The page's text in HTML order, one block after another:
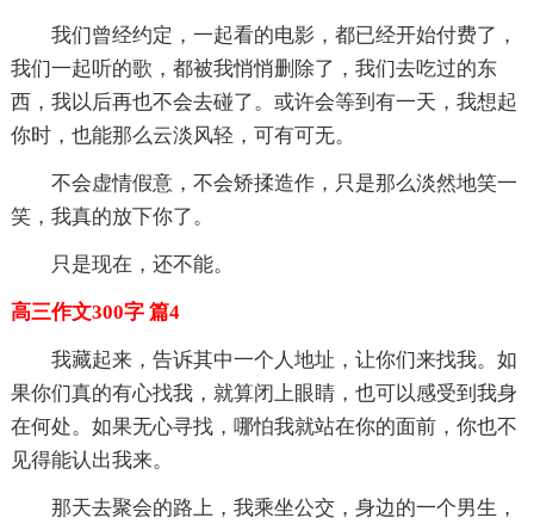
我们曾经约定，一起看的电影，都已经开始付费了，
我们一起听的歌，都被我悄悄删除了，我们去吃过的东
西，我以后再也不会去碰了。或许会等到有一天，我想起
你时，也能那么云淡风轻，可有可无。
不会虚情假意，不会矫揉造作，只是那么淡然地笑一
笑，我真的放下你了。
只是现在，还不能。
高三作文300字 篇4
我藏起来，告诉其中一个人地址，让你们来找我。如
果你们真的有心找我，就算闭上眼睛，也可以感受到我身
在何处。如果无心寻找，哪怕我就站在你的面前，你也不
见得能认出我来。
那天去聚会的路上，我乘坐公交，身边的一个男生，